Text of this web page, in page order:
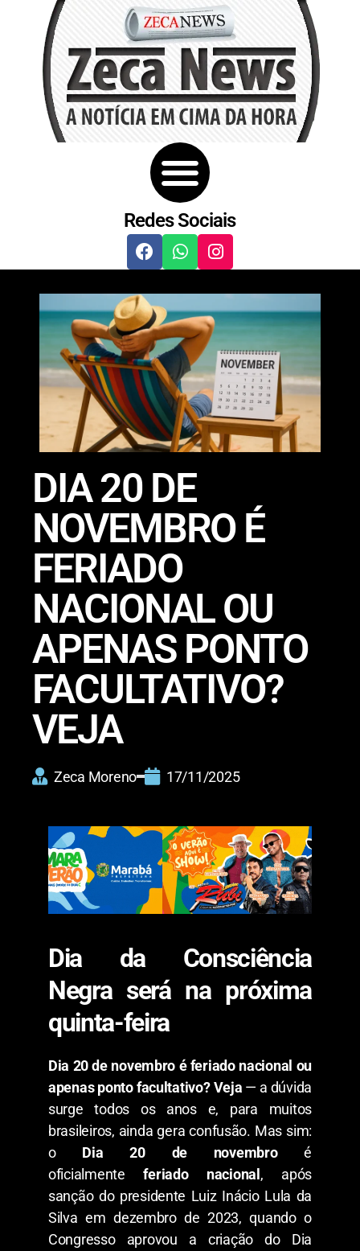
Redes Sociais
DIA 20 DE
NOVEMBRO É
FERIADO
NACIONAL OU
APENAS PONTO
FACULTATIVO?
VEJA
Zeca Moreno 17/11/2025
Dia da Consciência
Negra será na próxima
quinta-feira
Dia 20 de novembro é feriado nacional ou
apenas ponto facultativo? Veja — a dúvida
surge todos os anos e, para muitos
brasileiros, ainda gera confusão. Mas sim:
o Dia 20 de novembroé
oficialmenteferiado nacional , após
sanção do presidente Luiz Inácio Lula da
Silva em dezembro de 2023, quando o
Congresso aprovou a criação do Dia